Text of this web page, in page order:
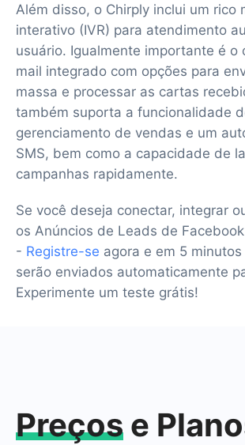
Além disso, o Chirply inclui um rico
interativo (IVR) para atendimento
usuário. Igualmente importante é o
mail integrado com opções para
massa e processar as cartas
também suporta a funcionalidade
gerenciamento de vendas e um
SMS, bem como a capacidade de
campanhas rapidamente.
Se você deseja conectar, integrar
os Anúncios de Leads de
- Registre-se agora e em 5
serão enviados automaticamente
Experimente um teste grátis!
Preços e